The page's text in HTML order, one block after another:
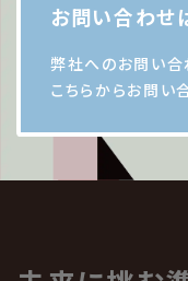
お問い合わせ
弊社へのお問い合
こちらからお問い